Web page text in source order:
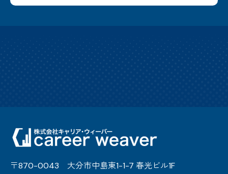
〒870-0043 大分市中島東1-1-7 春光ビル1F